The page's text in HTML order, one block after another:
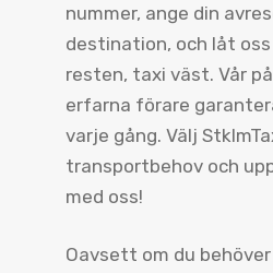
nummer, ange din
destination, och låt
resten, taxi väst. Vår
erfarna förare
varje gång. Välj
transportbehov och
med oss!
Oavsett om du